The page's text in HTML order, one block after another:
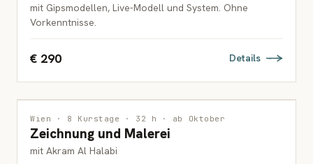
mit Gipsmodellen, Live-Modell und System. Ohne
Vorkenntnisse.
€ 290 Details
MALEREI
ERWACHSENE
Wien · 8 Kurstage · 32 h · ab Oktober
Zeichnung und Malerei
mit Akram Al Halabi